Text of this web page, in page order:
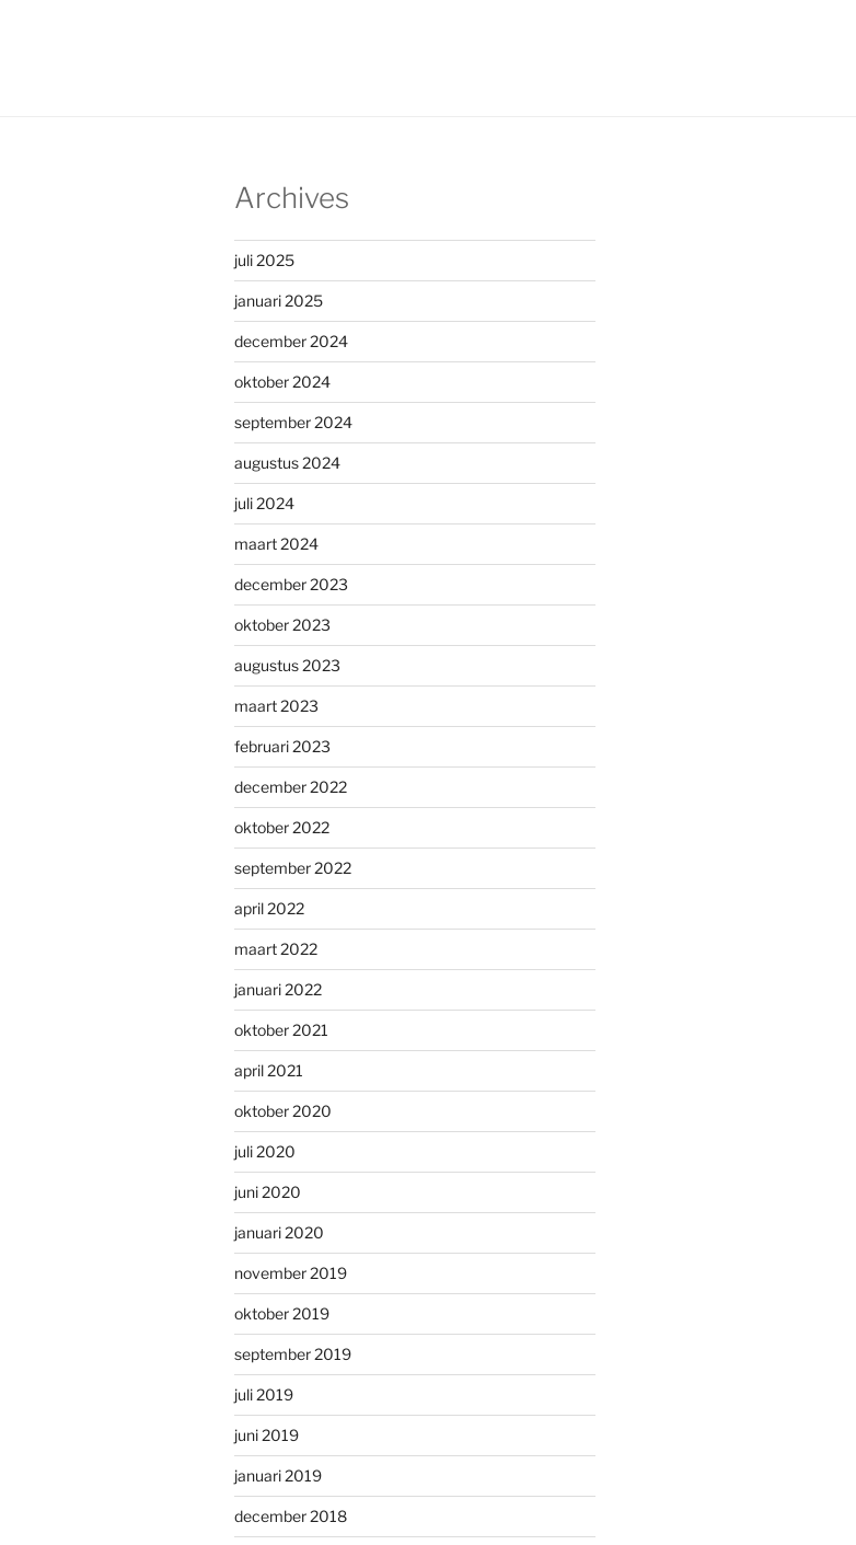
Archives
juli 2025
januari 2025
december 2024
oktober 2024
september 2024
augustus 2024
juli 2024
maart 2024
december 2023
oktober 2023
augustus 2023
maart 2023
februari 2023
december 2022
oktober 2022
september 2022
april 2022
maart 2022
januari 2022
oktober 2021
april 2021
oktober 2020
juli 2020
juni 2020
januari 2020
november 2019
oktober 2019
september 2019
juli 2019
juni 2019
januari 2019
december 2018